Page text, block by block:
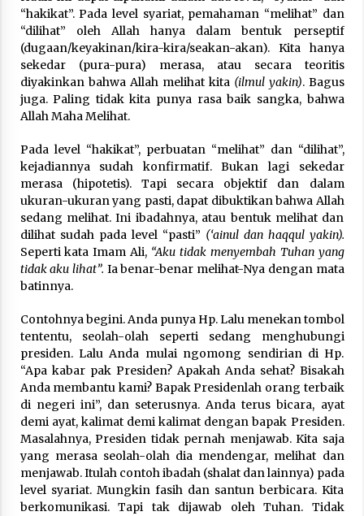
“hakikat”. Pada level syariat, pemahaman “melihat” dan
“dilihat” oleh Allah hanya dalam bentuk perseptif
(dugaan/keyakinan/kira-kira/seakan-akan). Kita hanya
sekedar (pura-pura) merasa, atau secara teoritis
diyakinkan bahwa Allah melihat kita (ilmul yakin). Bagus
juga. Paling tidak kita punya rasa baik sangka, bahwa
Allah Maha Melihat.
Pada level “hakikat”, perbuatan “melihat” dan “dilihat”,
kejadiannya sudah konfirmatif. Bukan lagi sekedar
merasa (hipotetis). Tapi secara objektif dan dalam
ukuran-ukuran yang pasti, dapat dibuktikan bahwa Allah
sedang melihat. Ini ibadahnya, atau bentuk melihat dan
dilihat sudah pada level “pasti” (‘ainul dan haqqul yakin).
Seperti kata Imam Ali, “Aku tidak menyembah Tuhan yang
tidak aku lihat”. Ia benar-benar melihat-Nya dengan mata
batinnya.
Contohnya begini. Anda punya Hp. Lalu menekan tombol
tententu, seolah-olah seperti sedang menghubungi
presiden. Lalu Anda mulai ngomong sendirian di Hp.
“Apa kabar pak Presiden? Apakah Anda sehat? Bisakah
Anda membantu kami? Bapak Presidenlah orang terbaik
di negeri ini”, dan seterusnya. Anda terus bicara, ayat
demi ayat, kalimat demi kalimat dengan bapak Presiden.
Masalahnya, Presiden tidak pernah menjawab. Kita saja
yang merasa seolah-olah dia mendengar, melihat dan
menjawab. Itulah contoh ibadah (shalat dan lainnya) pada
level syariat. Mungkin fasih dan santun berbicara. Kita
berkomunikasi. Tapi tak dijawab oleh Tuhan. Tidak